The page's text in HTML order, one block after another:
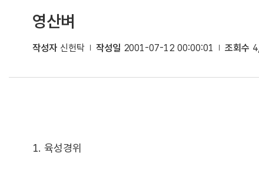
영산벼
작성자 신헌탁 작성일 2001-07-12 00:00:01 조회수
1. 육성경위